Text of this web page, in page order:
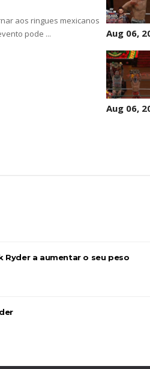
aos ringues mexicanos
pode ...
Aug 06,
Aug 06,
Ryder a aumentar o seu peso